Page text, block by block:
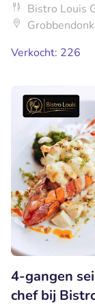
Bistro Louis
Verkocht: 226
4-gangen
chef bij